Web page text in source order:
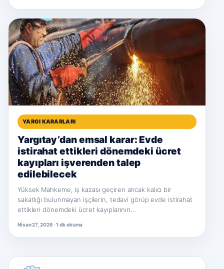
YARGI KARARLARI
Yargıtay’dan emsal karar: Evde
istirahat ettikleri dönemdeki ücret
kayıpları işverenden talep
edilebilecek
Yüksek Mahkeme, iş kazası geçiren ancak kalıcı bir
sakatlığı bulunmayan işçilerin, tedavi görüp evde istirahat
ettikleri dönemdeki ücret kayıplarının…
Nisan 27, 2026 · 1 dk okuma